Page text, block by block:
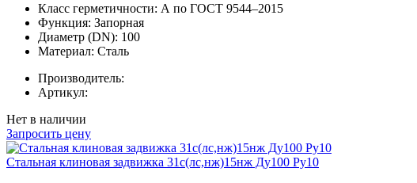
Класс герметичности: А по ГОСТ 9544–2015
Функция: Запорная
Диаметр (DN): 100
Материал: Сталь
Производитель:
Артикул:
Нет в наличии
Запросить цену
Стальная клиновая задвижка 31с(лс,нж)15нж Ду100 Ру10